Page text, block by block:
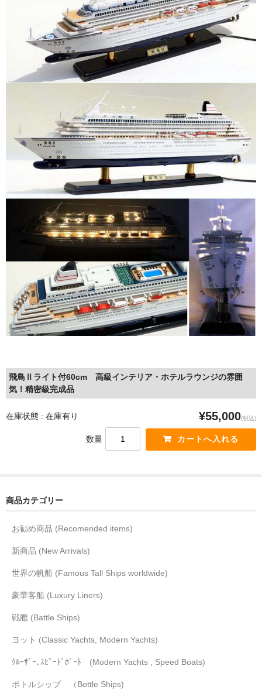
飛鳥Ⅱライト付60cm 高級インテリア・ホテルラウンジの雰囲
気！精密級完成品
在庫状態 : 在庫有り ¥55,000(税込)
数量
商品カテゴリー
お勧め商品 (Recomended items)
新商品 (New Arrivals)
世界の帆船 (Famous Tall Ships worldwide)
豪華客船 (Luxury Liners)
戦艦 (Battle Ships)
ヨット (Classic Yachts, Modern Yachts)
ｸﾙｰｻﾞｰ､ｽﾋﾟｰﾄﾞﾎﾞｰﾄ (Modern Yachts , Speed Boats)
ボトルシップ （Bottle Ships)